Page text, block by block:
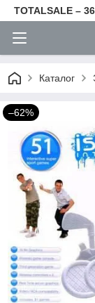
TOTALSALE –
Каталог
–62%